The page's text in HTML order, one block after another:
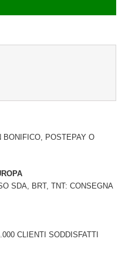
BONIFICO, POSTEPAY O
SDA, BRT, TNT: CONSEGNA
CLIENTI SODDISFATTI